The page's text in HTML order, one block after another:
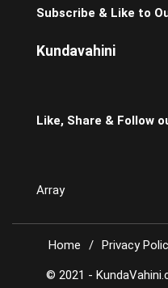
Subscribe & Like to
Kundavahini
Like, Share & Follow
Array
Home Privacy
© 2021 -